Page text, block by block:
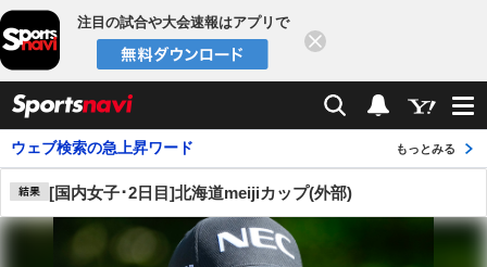
注目の試合や大会速報はアプリで
検索
通知数：
ウェブ検索の急上昇ワード もっとみる
[国内女子･2日目]北海道meijiカップ(外部)